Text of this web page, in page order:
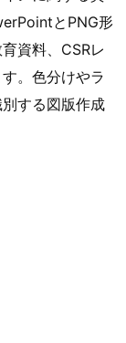
とPNG形
資料、CSRレ
。色分けやラ
する図版作成